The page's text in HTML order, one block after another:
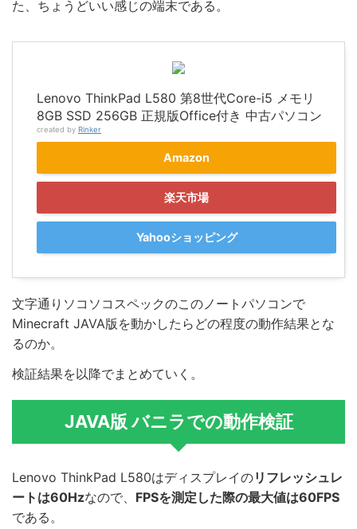
た、ちょうどいい感じの端末である。
Lenovo ThinkPad L580 第8世代Core-i5 メモリ
8GB SSD 256GB 正規版Office付き 中古パソコン
created by Rinker
Amazon
楽天市場
Yahooショッピング
文字通りソコソコスペックのこのノートパソコンで
Minecraft JAVA版を動かしたらどの程度の動作結果とな
るのか。
検証結果を以降でまとめていく。
JAVA版 バニラでの動作検証
Lenovo ThinkPad L580はディスプレイのリフレッシュレ
ートは60Hzなので、 FPSを測定した際の最大値は60FPS
である。